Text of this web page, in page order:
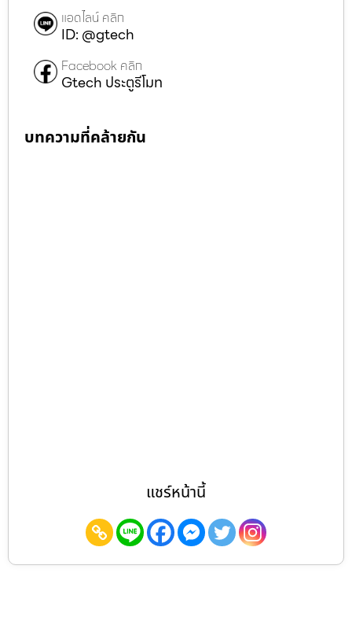
แอดไลน์ คลิก
ID: @gtech
Facebook คลิก
Gtech ประตูรีโมท
บทความที่คล้ายกัน
แชร์หน้านี้